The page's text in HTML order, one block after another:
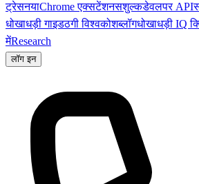
ट्रेसनयाChrome एक्सटेंशनसशुल्कडेवलपर API
धोखाधड़ी गाइडठगी विश्वकोशब्लॉगधोखाधड़ी IQ
मेंResearch
लॉग इन